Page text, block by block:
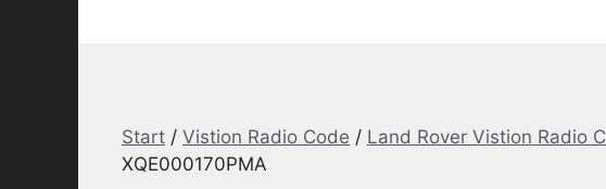
Start / Vistion Radio Code / Land Rover Vistion Radio
XQE000170PMA